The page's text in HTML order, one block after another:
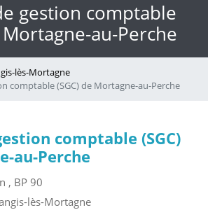
gestion comptable
Mortagne-au-Perche
lès-Mortagne
comptable (SGC) de Mortagne-au-Perche
comptable (SGC)
au-Perche
, BP 90
lès-Mortagne